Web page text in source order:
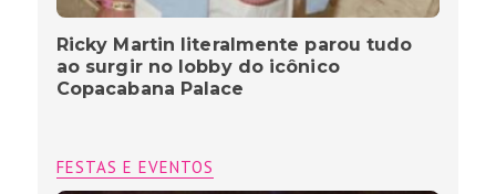
Ricky Martin literalmente parou tudo
ao surgir no lobby do icônico
Copacabana Palace
FESTAS E EVENTOS